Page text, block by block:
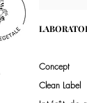
Concept
Clean Label